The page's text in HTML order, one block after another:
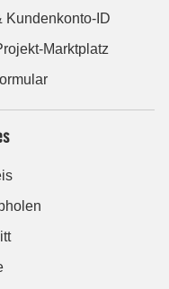
Kundenkonto-ID
Marktplatz